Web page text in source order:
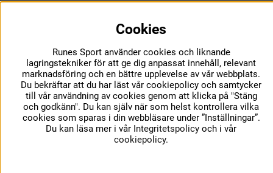
Cookies
Runes Sport använder cookies och liknande
lagringstekniker för att ge dig anpassat innehåll, relevant
marknadsföring och en bättre upplevelse av vår webbplats.
Du bekräftar att du har läst vår cookiepolicy och samtycker
till vår användning av cookies genom att klicka på "Stäng
och godkänn". Du kan själv när som helst kontrollera vilka
cookies som sparas i din webbläsare under ”Inställningar”.
Du kan läsa mer i vår Integritetspolicy och i vår
cookiepolicy.